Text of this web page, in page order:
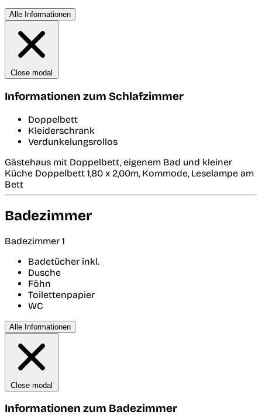
Alle Informationen
Close modal
Informationen zum Schlafzimmer
Doppelbett
Kleiderschrank
Verdunkelungsrollos
Gästehaus mit Doppelbett, eigenem Bad und kleiner
Küche Doppelbett 1,80 x 2,00m, Kommode, Leselampe am
Bett
Badezimmer
Badezimmer 1
Badetücher inkl.
Dusche
Föhn
Toilettenpapier
WC
Alle Informationen
Close modal
Informationen zum Badezimmer